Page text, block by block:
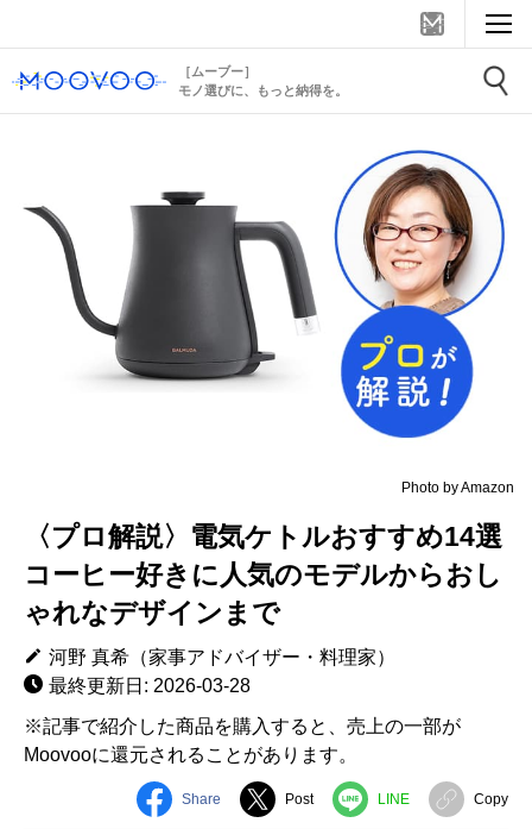
［ムーブー］
モノ選びに、もっと納得を。
Photo by Amazon
〈プロ解説〉電気ケトルおすすめ14選
コーヒー好きに人気のモデルからおし
ゃれなデザインまで
河野 真希（家事アドバイザー・料理家）
最終更新日: 2026-03-28
※記事で紹介した商品を購入すると、売上の一部が
Moovooに還元されることがあります。
Share Post LINE Copy